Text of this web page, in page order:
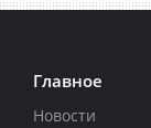
Главное
Новости